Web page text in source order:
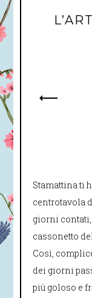
Stamattina ti
centrotavola
giorni
cassonetto
Così,
dei giorni
più goloso e